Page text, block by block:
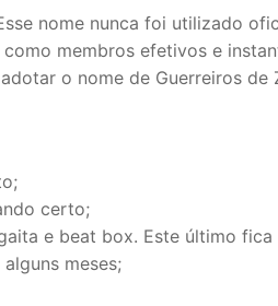
nome nunca foi utilizado
membros efetivos e
o nome de Guerreiros de
certo;
e beat box. Este último fica
meses;